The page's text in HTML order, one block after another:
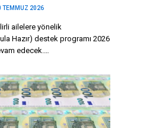
TEMMUZ 2026
ailelere yönelik
Hazır) destek programı 2026
edecek.…